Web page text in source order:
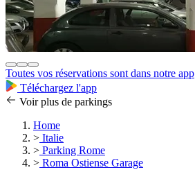
Toutes vos réservations sont dans notre app
Téléchargez l'app
Voir plus de parkings
Home
> Italie
> Parking Rome
> Roma Ostiense Garage